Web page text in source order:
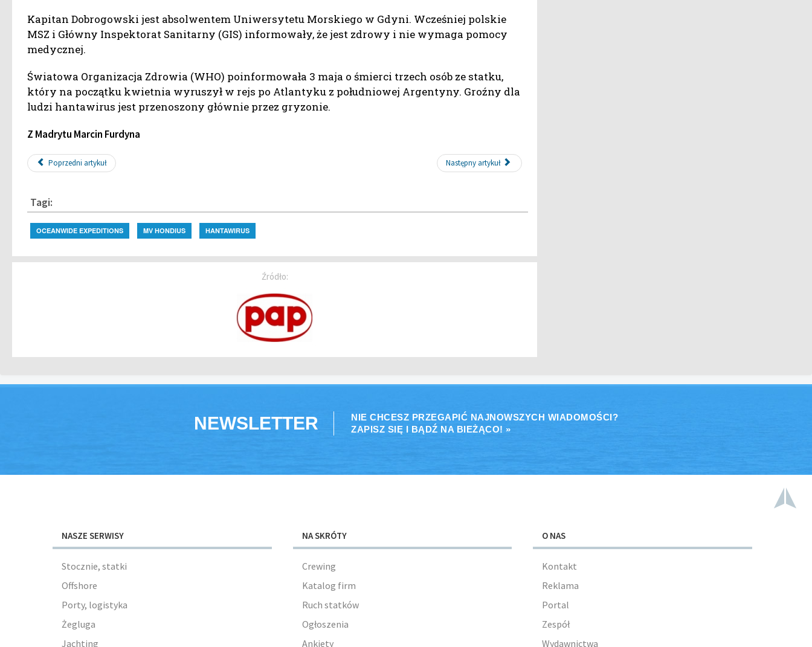
Kapitan Dobrogowski jest absolwentem Uniwersytetu Morskiego w Gdyni. Wcześniej polskie
MSZ i Główny Inspektorat Sanitarny (GIS) informowały, że jest zdrowy i nie wymaga pomocy
medycznej.
Światowa Organizacja Zdrowia (WHO) poinformowała 3 maja o śmierci trzech osób ze statku,
który na początku kwietnia wyruszył w rejs po Atlantyku z południowej Argentyny. Groźny dla
ludzi hantawirus jest przenoszony głównie przez gryzonie.
Z Madrytu Marcin Furdyna
Poprzedni artykuł Następny artykuł
Tagi:
OCEANWIDE EXPEDITIONS MV HONDIUS HANTAWIRUS
Źródło:
NEWSLETTER
NIE CHCESZ PRZEGAPIĆ NAJNOWSZYCH WIADOMOŚCI?
ZAPISZ SIĘ I BĄDŹ NA BIEŻĄCO! »
NASZE SERWISY
Stocznie, statki
Offshore
Porty, logistyka
Żegluga
Jachting
NA SKRÓTY
Crewing
Katalog firm
Ruch statków
Ogłoszenia
Ankiety
O NAS
Kontakt
Reklama
Portal
Zespół
Wydawnictwa